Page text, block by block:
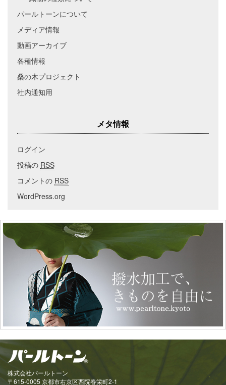
パールトーンについて
メディア情報
動画アーカイブ
各種情報
桑の木プロジェクト
社内通知用
メタ情報
ログイン
投稿の RSS
コメントの RSS
WordPress.org
株式会社パールトーン
〒615-0005 京都市右京区西院春栄町2-1